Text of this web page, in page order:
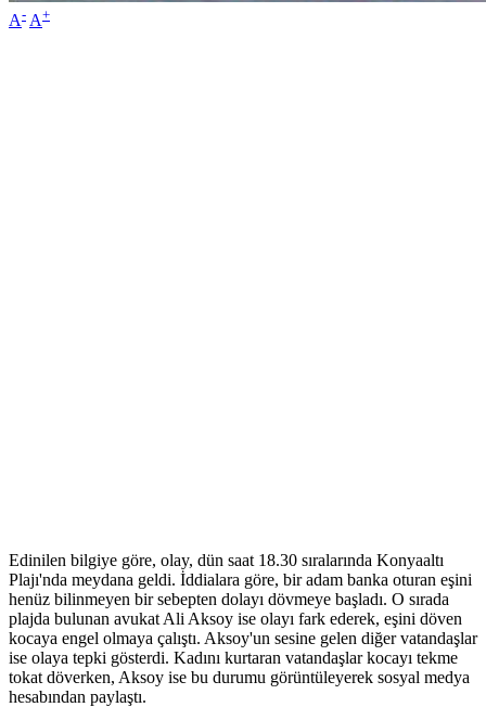
A- A+
Edinilen bilgiye göre, olay, dün saat 18.30 sıralarında Konyaaltı
Plajı'nda meydana geldi. İddialara göre, bir adam banka oturan eşini
henüz bilinmeyen bir sebepten dolayı dövmeye başladı. O sırada
plajda bulunan avukat Ali Aksoy ise olayı fark ederek, eşini döven
kocaya engel olmaya çalıştı. Aksoy'un sesine gelen diğer vatandaşlar
ise olaya tepki gösterdi. Kadını kurtaran vatandaşlar kocayı tekme
tokat döverken, Aksoy ise bu durumu görüntüleyerek sosyal medya
hesabından paylaştı.